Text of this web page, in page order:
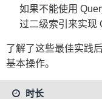
如果不能使用
过二级索引来实现
了解了这些最佳实践
基本操作。
时长